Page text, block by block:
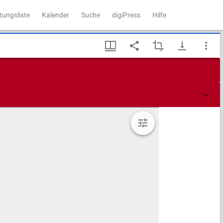
Kalender Suche digiPress Hilfe